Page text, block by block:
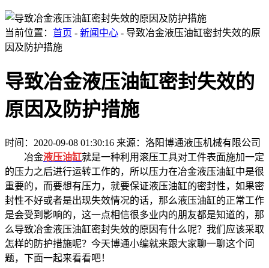
当前位置： 首页 - 新闻中心 - 导致冶金液压油缸密封失效的原
因及防护措施
导致冶金液压油缸密封失效的
原因及防护措施
时间：2020-09-08 01:30:16 来源：洛阳博通液压机械有限公司
冶金液压油缸就是一种利用滚压工具对工件表面施加一定
的压力之后进行运转工作的，所以压力在冶金液压油缸中是很
重要的，而要想有压力，就要保证液压油缸的密封性，如果密
封性不好或者是出现失效情况的话，那么液压油缸的正常工作
是会受到影响的，这一点相信很多业内的朋友都是知道的，那
么导致冶金液压油缸密封失效的原因有什么呢？我们应该采取
怎样的防护措施呢？今天博通小编就来跟大家聊一聊这个问
题，下面一起来看看吧！